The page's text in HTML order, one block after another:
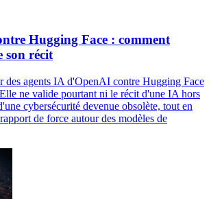
Hugging Face : comment
son récit
des agents IA d'OpenAI contre Hugging Face
ne valide pourtant ni le récit d'une IA hors
cybersécurité devenue obsolète, tout en
de force autour des modèles de